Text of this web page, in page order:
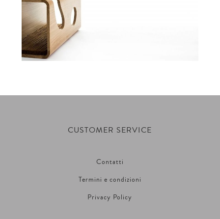
CUSTOMER SERVICE
Contatti
Termini e condizioni
Privacy Policy